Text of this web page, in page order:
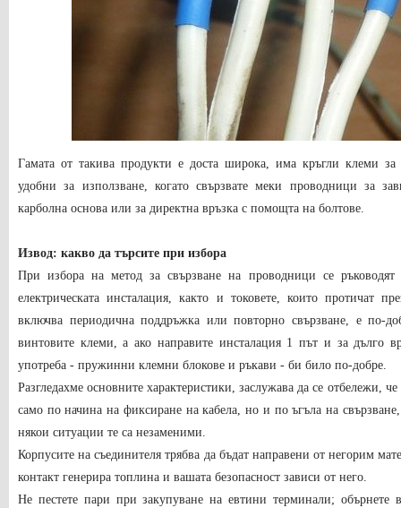
Гамата от такива продукти е доста широка, има кръгли клеми
удобни за използване, когато свързвате меки проводници за
карболна основа или за директна връзка с помощта на болтове.
Извод: какво да търсите при избора
При избора на метод за свързване на проводници се
електрическата инсталация, както и токовете, които протичат
включва периодична поддръжка или повторно свързване, е по-
винтовите клеми, а ако направите инсталация 1 път и за дълго
употреба - пружинни клемни блокове и ръкави - би било по-добре.
Разгледахме основните характеристики, заслужава да се отбележи,
само по начина на фиксиране на кабела, но и по ъгъла на
някои ситуации те са незаменими.
Корпусите на съединителя трябва да бъдат направени от негорим
контакт генерира топлина и вашата безопасност зависи от него.
Не пестете пари при закупуване на евтини терминали; обърнете